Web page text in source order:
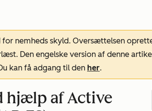
nemheds skyld. Oversættelsen
Den engelske version af denne
kan få adgang til den her.
hjælp af Active